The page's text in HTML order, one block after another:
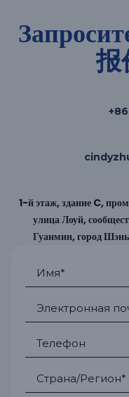
报
1-й этаж, здание C,
улица Лоуй,
Гуанмин, город